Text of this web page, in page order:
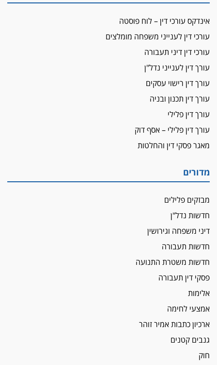
אינדקס עורכי דין – לוח פוסטה
עורכי דין לענייני משפחה מומלצים
עורכי דין דיני תעבורה
עורך דין לענייני נדל"ן
עורך דין רישוי עסקים
עורך דין תכנון ובניה
עורך דין פלילי
עורך דין פלילי – אסף דוק
מאגר פסקי דין והחלטות
מדורים
מבזקים פלילים
חדשות נדל"ן
דיני משפחה וגירושין
חדשות תעבורה
חדשות משטרת התנועה
פסקי דין תעבורה
אלימות
אמצעי לחימה
ארכיון כתבות אמיר זוהר
גנבים קטנים
חוק